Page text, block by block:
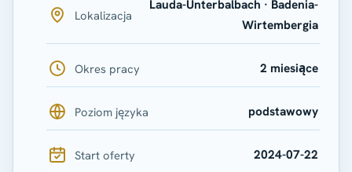
Lokalizacja
Lauda-Unterbalbach · Badenia-
Wirtembergia
Okres pracy 2 miesiące
Poziom języka podstawowy
Start oferty 2024-07-22